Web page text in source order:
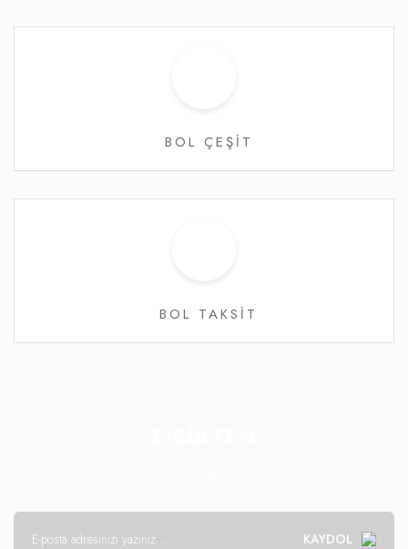
BOL ÇEŞİT
BOL TAKSİT
KAYDOL